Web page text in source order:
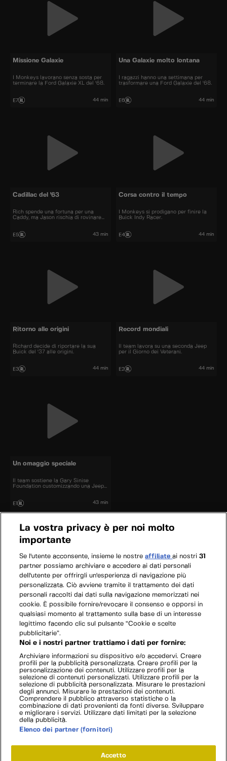
Missione Galaxie
I Monkeys lavorano senza sosta per
terminare la Ford Galaxie XL del '68.
E7 44 min
Una Galaxie molto lontana
I ragazzi hanno una settimana per
trasformare una Ford Galaxie del '68.
E6 44 min
Cadillac del '63
Rich spende una fortuna per una
Caddy, ma Jason rischia di rovinare
E5 43 min
Corsa contro il tempo
I Monkeys si prodigano per finire la
Buick Indy Racer.
E4 44 min
Ritorno alle origini
Richard decide di riportare la sua
Buick del '37 alle origini.
E3 44 min
Record mondiali
Il team lavora su una seconda Jeep
per il Giorno dei Veterani.
E2 44 min
Un omaggio speciale
Il team sostiene la Gary Sinise
Foundation customizzando una Jeep
E1 43 min
La vostra privacy è per noi molto
importante
Se l'utente acconsente, insieme le nostreaffiliateai nostri31
partner possiamo archiviare e accedere ai dati personali
dell'utente per offrirgli un'esperienza di navigazione più
personalizzata. Ciò avviene tramite il trattamento dei dati
personali raccolti dai dati sulla navigazione memorizzati nei
cookie. È possibile fornire/revocare il consenso e opporsi in
qualsiasi momento al trattamento sulla base di un interesse
legittimo facendo clic sul pulsante “Cookie e scelte
pubblicitarie”.
Noi e i nostri partner trattiamo i dati per fornire:
Archiviare informazioni su dispositivo e/o accedervi. Creare
profili per la pubblicità personalizzata. Creare profili per la
personalizzazione dei contenuti. Utilizzare profili per la
selezione di contenuti personalizzati. Utilizzare profili per la
selezione di pubblicità personalizzata. Misurare le prestazioni
degli annunci. Misurare le prestazioni dei contenuti.
Comprendere il pubblico attraverso statistiche o la
combinazione di dati provenienti da fonti diverse. Sviluppare
e migliorare i servizi. Utilizzare dati limitati per la selezione
della pubblicità.
Elenco dei partner (fornitori)
Accetto